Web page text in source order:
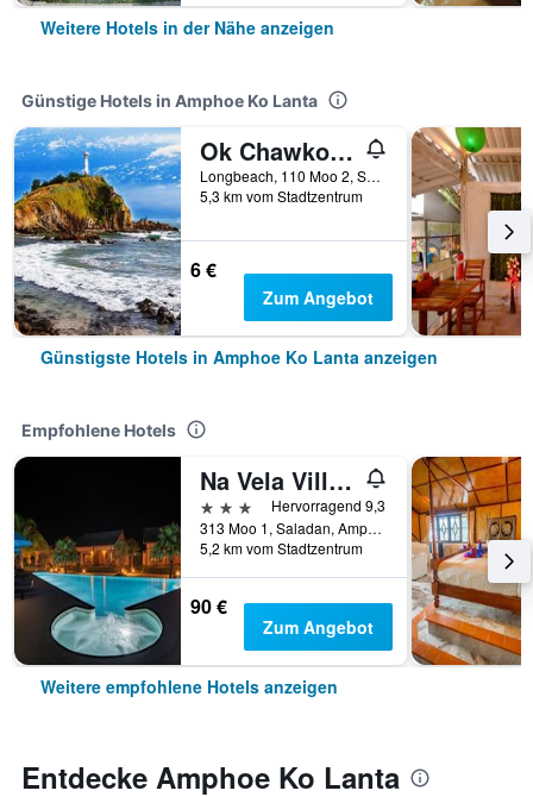
Weitere Hotels in der Nähe anzeigen
Günstige Hotels in Amphoe Ko Lanta
Ok Chawkoh Bungalow
Longbeach, 110 Moo 2, Saladan, Amphoe Ko Lanta, Thailand
5,3 km vom Stadtzentrum
6 €
Zum Angebot
Günstigste Hotels in Amphoe Ko Lanta anzeigen
Empfohlene Hotels
Na Vela Village Adults Only
3 Sterne
Hervorragend 9,3
313 Moo 1, Saladan, Amphoe Ko Lanta, Thailand
5,2 km vom Stadtzentrum
90 €
Zum Angebot
Weitere empfohlene Hotels anzeigen
Entdecke Amphoe Ko Lanta